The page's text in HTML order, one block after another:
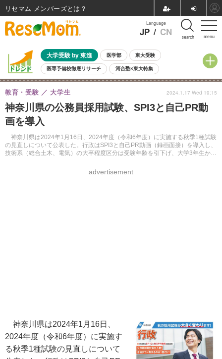
menu
Language
JP / CN search
大学受験 by 東進 医学部 東大受験
医専予備校徹底リサーチ 河合塾×東大特集
親子で考える大学選び 高校受験 中学受験 小学校受験
共通テスト 夏休み
8月開催イベント・WS 全国公立高校 過去問 人気記事
自由研究教材（小学生向け）
神奈川県の公務員採用試験、SPI3と自己PR動
画を導入
神奈川県は2024年1月16日、2024年度（令和6年度）に実施する秋季1種試験
の見直しについて公表した。行政はSPI3と自己PR動画（録画面接）を導入し、
技術系（総合土木、電気）の大卒程度区分は受験年齢を引下げ、大学3年生から
教育・受験 大学生
advertisement
2024.1.17 Wed 19:15
神奈川県は2024年1月16日、
2024年度（令和6年度）に実施す
る秋季1種試験の見直しについて
リセマム メンバーズ